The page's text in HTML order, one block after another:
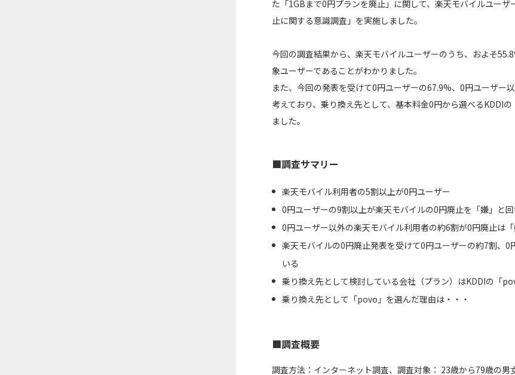
た「1GBまで0円プランを廃止」に関して、楽天モバイルユー
止に関する意識調査」を実施しました。
今回の調査結果から、楽天モバイルユーザーのうち、およそ
象ユーザーであることがわかりました。
また、今回の発表を受けて0円ユーザーの67.9%、0円ユーザー
考えており、乗り換え先として、基本料金0円から選べるKDDI
ました。
■調査サマリー
楽天モバイル利用者の5割以上が0円ユーザー
0円ユーザーの9割以上が楽天モバイルの0円廃止を「嫌」と
0円ユーザー以外の楽天モバイル利用者の約6割が0円廃止は
楽天モバイルの0円廃止発表を受けて0円ユーザーの約7割、
いる
乗り換え先として検討している会社（プラン）はKDDIの「
乗り換え先として「povo」を選んだ理由は・・・
■調査概要
調査方法：インターネット調査、調査対象： 23歳から79歳の男